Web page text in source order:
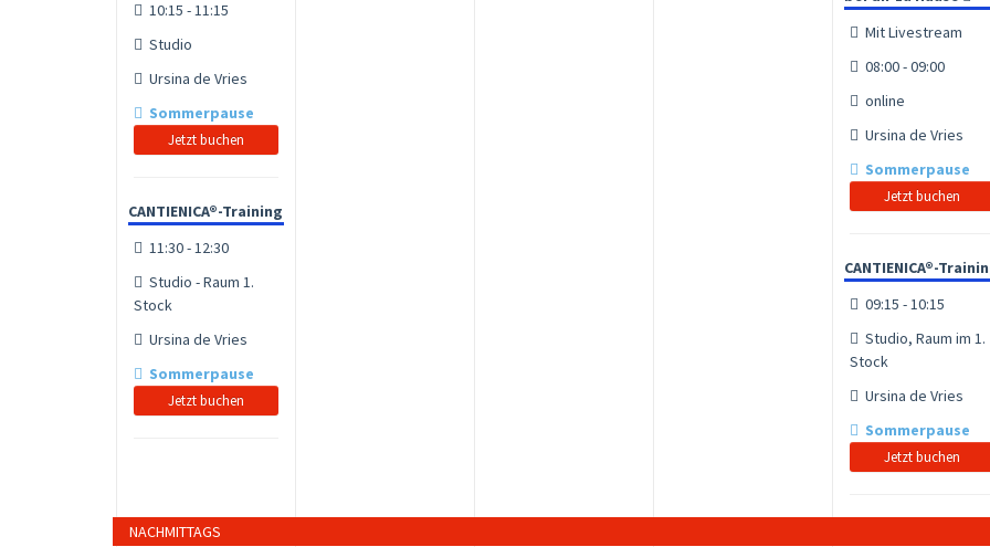
10:15 - 11:15
Studio
Ursina de Vries
Sommerpause
Jetzt buchen
CANTIENICA®-Training
11:30 - 12:30
Studio - Raum 1.
Stock
Ursina de Vries
Sommerpause
Jetzt buchen
Mit Livestream
08:00 - 09:00
online
Ursina de Vries
Sommerpause
Jetzt buchen
CANTIENICA®-
09:15 - 10:15
Studio, Raum im 1.
Stock
Ursina de Vries
Sommerpause
Jetzt buchen
NACHMITTAGS